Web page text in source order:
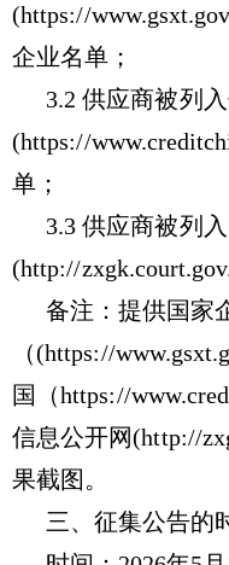
(https://
企业名单；
3.2 供应商被列
(https://
单；
3.3 供应商被列
(http://
备注：提供国家
（(https://
国（https://
信息公开网(http://
果截图。
三、征集公告的